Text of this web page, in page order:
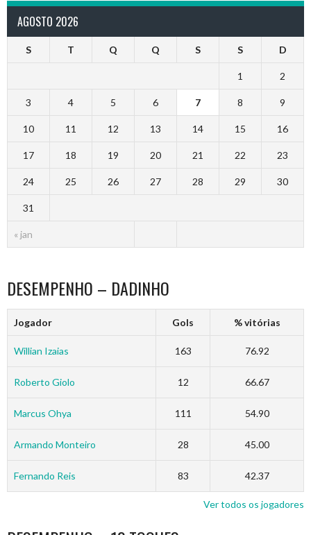
AGOSTO 2026
S T Q Q S S D
« jan
1 2
3 4 5 6 7 8 9
10 11 12 13 14 15 16
17 18 19 20 21 22 23
24 25 26 27 28 29 30
31
DESEMPENHO – DADINHO
Jogador Gols % vitórias
Willian Izaias 163 76.92
Roberto Giolo 12 66.67
Marcus Ohya 111 54.90
Armando Monteiro 28 45.00
Fernando Reis 83 42.37
Ver todos os jogadores